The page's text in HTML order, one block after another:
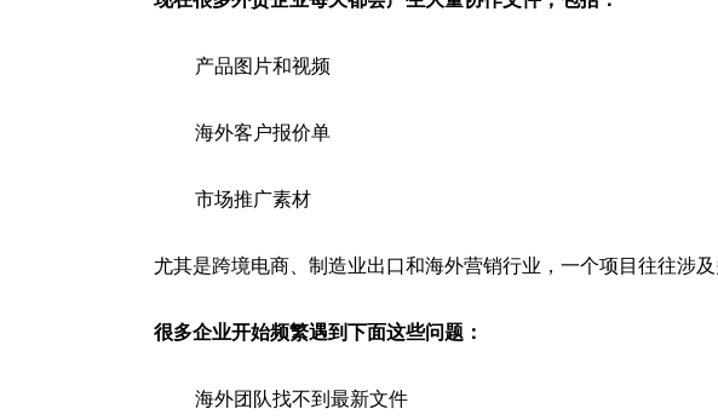
产品图片和视频
海外客户报价单
市场推广素材
尤其是跨境电商、制造业出口和海外营销行业，一个项目往往涉及
很多企业开始频繁遇到下面这些问题：
海外团队找不到最新文件